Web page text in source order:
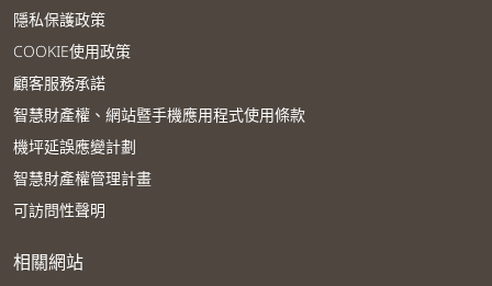
隱私保護政策
COOKIE使用政策
顧客服務承諾
智慧財產權、網站暨手機應用程式使用條款
機坪延誤應變計劃
智慧財產權管理計畫
可訪問性聲明
相關網站